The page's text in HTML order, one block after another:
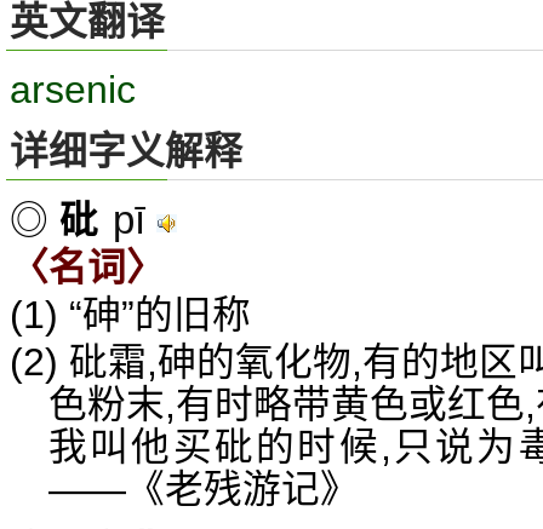
英文翻译
arsenic
详细字义解释
◎ 砒 pī
〈名词〉
(1) “砷”的旧称
(2) 砒霜,砷的氧化物,有的地区
色粉末,有时略带黄色或红色
我叫他买砒的时候,只说为
——《老残游记》